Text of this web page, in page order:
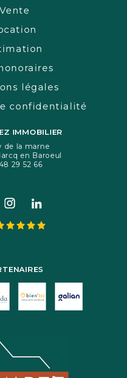
Vente
légales
confidentialité
IMMOBILIER
de la marne
en Baroeul
29 52 66